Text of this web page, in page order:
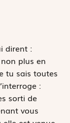
dirent :
plus en
tu sais toutes
:
sorti de
vous